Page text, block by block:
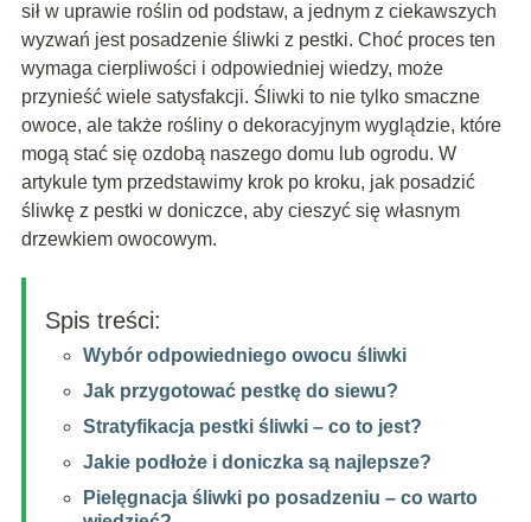
sił w uprawie roślin od podstaw, a jednym z ciekawszych
wyzwań jest posadzenie śliwki z pestki. Choć proces ten
wymaga cierpliwości i odpowiedniej wiedzy, może
przynieść wiele satysfakcji. Śliwki to nie tylko smaczne
owoce, ale także rośliny o dekoracyjnym wyglądzie, które
mogą stać się ozdobą naszego domu lub ogrodu. W
artykule tym przedstawimy krok po kroku, jak posadzić
śliwkę z pestki w doniczce, aby cieszyć się własnym
drzewkiem owocowym.
Spis treści:
Wybór odpowiedniego owocu śliwki
Jak przygotować pestkę do siewu?
Stratyfikacja pestki śliwki – co to jest?
Jakie podłoże i doniczka są najlepsze?
Pielęgnacja śliwki po posadzeniu – co warto